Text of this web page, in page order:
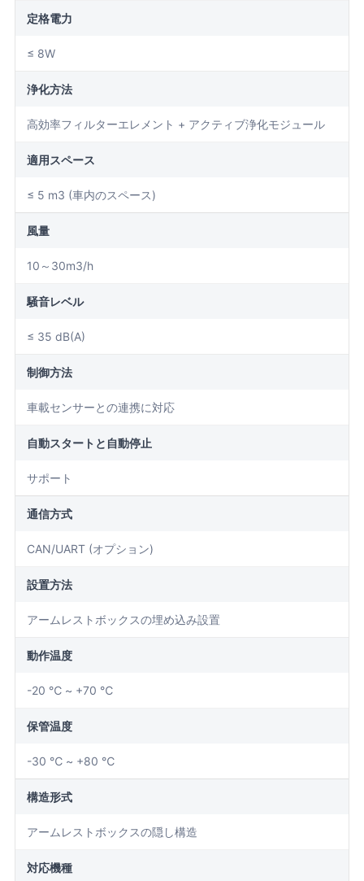
定格電力
≤ 8W
浄化方法
高効率フィルターエレメント + アクティブ浄化モジュール
適用スペース
≤ 5 m3 (車内のスペース)
風量
10～30m3/h
騒音レベル
≤ 35 dB(A)
制御方法
車載センサーとの連携に対応
自動スタートと自動停止
サポート
通信方式
CAN/UART (オプション)
設置方法
アームレストボックスの埋め込み設置
動作温度
-20 ℃ ~ +70 ℃
保管温度
-30 ℃ ~ +80 ℃
構造形式
アームレストボックスの隠し構造
対応機種